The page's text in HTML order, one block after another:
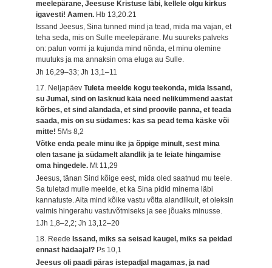
meelepärane, Jeesuse Kristuse läbi, kellele olgu kirkus
igavesti! Aamen. Hb 13,20.21
Issand Jeesus, Sina tunned mind ja tead, mida ma vajan, et
teha seda, mis on Sulle meelepärane. Mu suureks palveks
on: palun vormi ja kujunda mind nõnda, et minu olemine
muutuks ja ma annaksin oma eluga au Sulle.
Jh 16,29–33; Jh 13,1–11
17. NeljapäevTuleta meelde kogu teekonda, mida Issand,
su Jumal, sind on lasknud käia need nelikümmend aastat
kõrbes, et sind alandada, et sind proovile panna, et teada
saada, mis on su südames: kas sa pead tema käske või
mitte!5Ms 8,2
Võtke enda peale minu ike ja õppige minult, sest mina
olen tasane ja südamelt alandlik ja te leiate hingamise
oma hingedele. Mt 11,29
Jeesus, tänan Sind kõige eest, mida oled saatnud mu teele.
Sa tuletad mulle meelde, et ka Sina pidid minema läbi
kannatuste. Aita mind kõike vastu võtta alandlikult, et oleksin
valmis hingerahu vastuvõtmiseks ja see jõuaks minusse.
1Jh 1,8–2,2; Jh 13,12–20
18. Reede Issand, miks sa seisad kaugel, miks sa peidad
ennast hädaajal? Ps 10,1
Jeesus oli paadi päras istepadjal magamas, ja nad